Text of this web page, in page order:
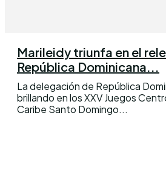
Marileidy triunfa en el
República Dominicana...
La delegación de República
brillando en los XXV Juegos
Caribe Santo Domingo...